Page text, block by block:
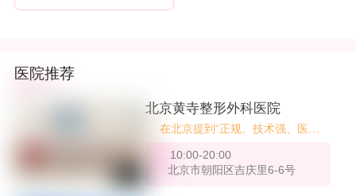
医院推荐
北京黄寺整形外科医院
在北京提到“正规、技术强、医生
第一个想到的就是——北京黄寺整
形外科医院。不是网红机构、不是
10:00-20:00
北京市朝阳区吉庆里6-6号